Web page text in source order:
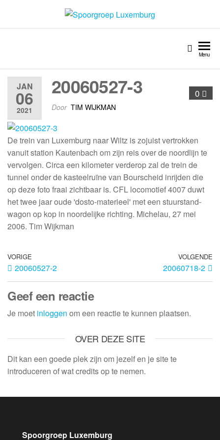
Spoorgroep Luxemburg
Menu
JAN
06
2021
0
20060527-3
Door TIM WIJKMAN
De trein van Luxemburg naar Wiltz is zojuist vertrokken
vanuit station Kautenbach om zijn reis over de noordlijn te
vervolgen. Circa een kilometer verderop zal de trein de
tunnel onder de kasteelruïne van Bourscheid inrijden die
op deze foto fraai zichtbaar is. CFL locomotief 4007 duwt
het twee jaar oude 'dosto-materieel' met een stuurstand-
wagon op kop in noordelijke richting. Michelau, 27 mei
2006. Tim Wijkman
VORIGE
20060527-2
VOLGENDE
20060718-2
Geef een reactie
Je moet inloggen om een reactie te kunnen plaatsen.
OVER DEZE SITE
Dit kan een goede plek zijn om jezelf en je site te
introduceren of wat credits op te nemen.
Spoorgroep Luxemburg